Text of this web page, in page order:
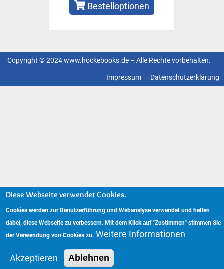
Bestelloptionen
Copyright © 2024 www.hockebooks.de – Alle Rechte vorbehalten.
Datenschutzerklärung
Impressum
Diese Webseite verwendet Cookies.
Cookies werden zur Benutzerführung und Webanalyse verwendet und helfen
dabei, diese Webseite zu verbessern. Mit dem Klick auf "Zustimmen" stimmen Sie
der Verwendung von Cookies zu. Weitere Informationen
Akzeptieren Ablehnen